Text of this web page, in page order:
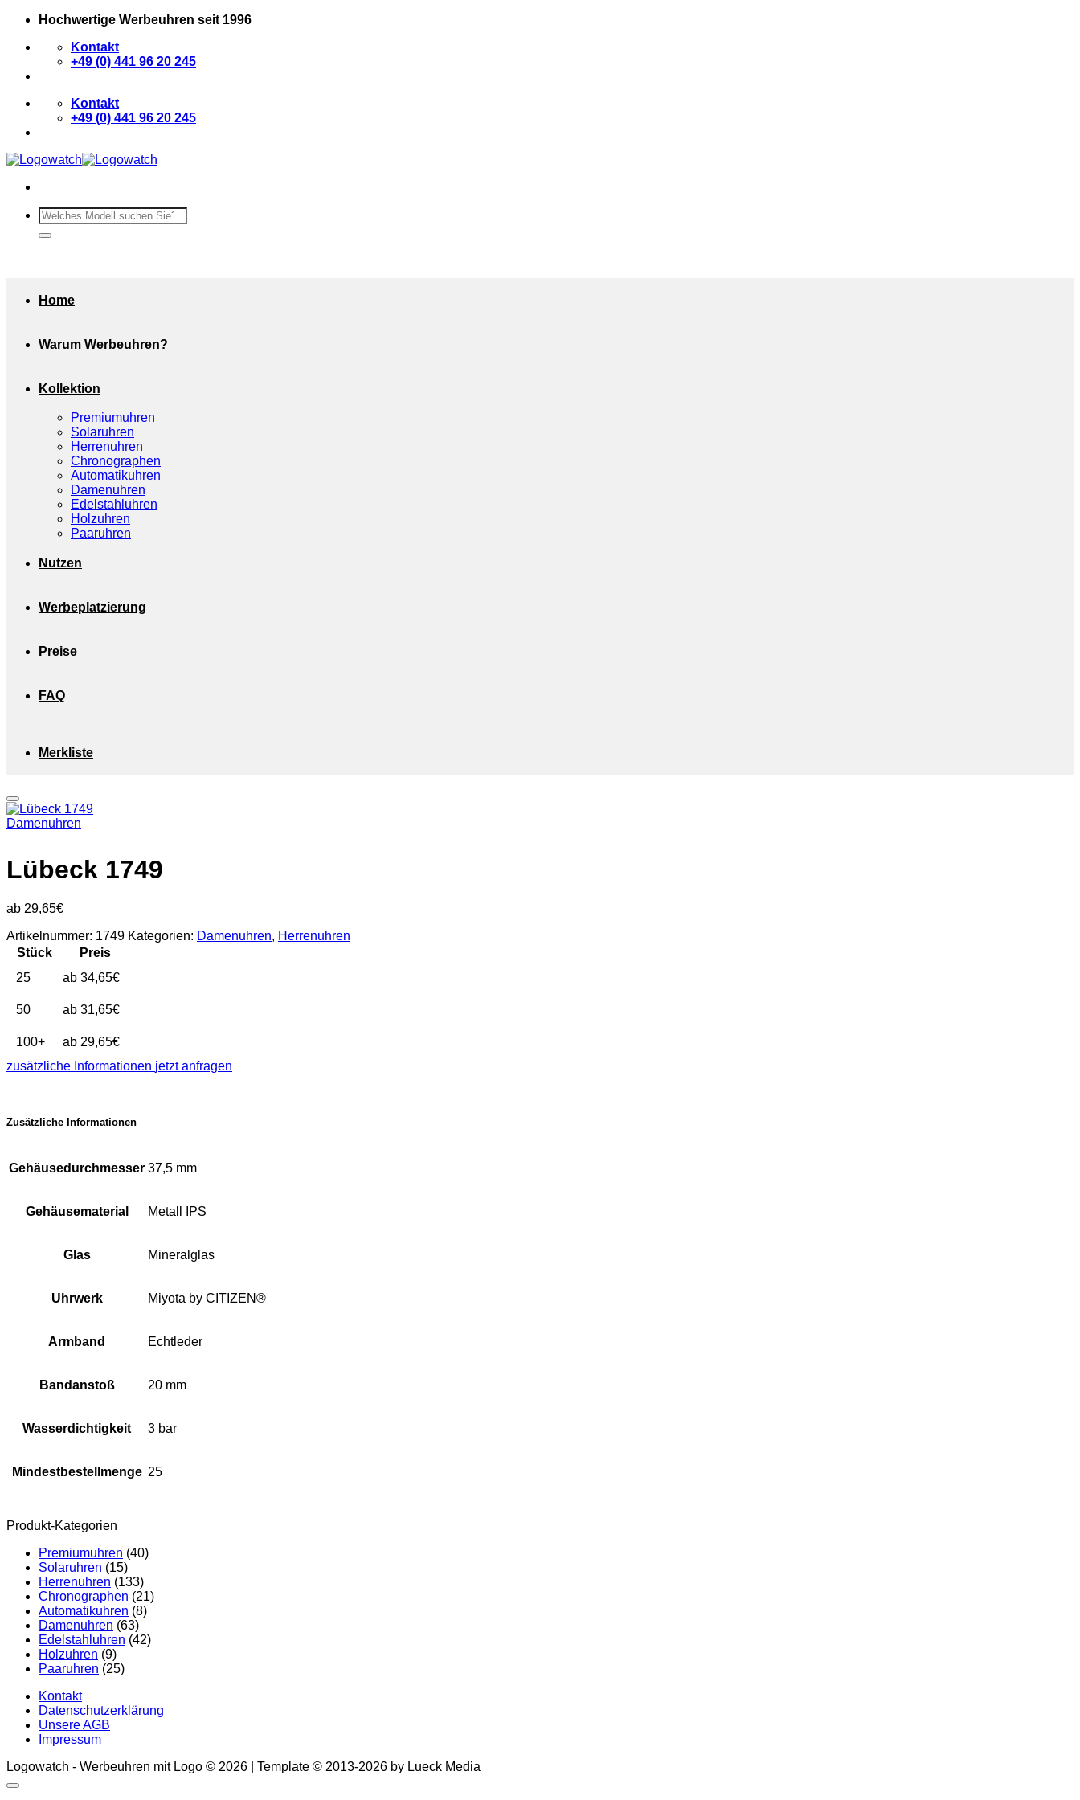
Zum
springen
Hochwertige Werbeuhren seit 1996
Kontakt
+49 (0) 441 96 20 245
Kontakt
+49 (0) 441 96 20 245
Suchen
nach:
Home
Warum Werbeuhren?
Kollektion
Premiumuhren
Solaruhren
Herrenuhren
Chronographen
Automatikuhren
Damenuhren
Edelstahluhren
Holzuhren
Paaruhren
Nutzen
Werbeplatzierung
Preise
FAQ
Merkliste
Damenuhren
Lübeck 1749
29,65€
Artikelnummer: 1749 Kategorien: Damenuhren, Herrenuhren
Stück
Preis
25
34,65€
50 31,65€
100+ 29,65€
zusätzliche Informationen jetzt anfragen
Zusätzliche Informationen
Gehäusedurchmesser 37,5 mm
Gehäusematerial Metall IPS
Glas Mineralglas
Uhrwerk Miyota by CITIZEN®
Armband Echtleder
Bandanstoß 20 mm
Wasserdichtigkeit 3 bar
Mindestbestellmenge 25
Produkt-Kategorien
Premiumuhren (40)
Solaruhren (15)
Herrenuhren (133)
Chronographen (21)
Automatikuhren (8)
Damenuhren (63)
Edelstahluhren (42)
Holzuhren (9)
Paaruhren (25)
Kontakt
Datenschutzerklärung
Unsere AGB
Impressum
Logowatch - Werbeuhren mit Logo © 2026 | Template © 2013-2026 by Lueck Media